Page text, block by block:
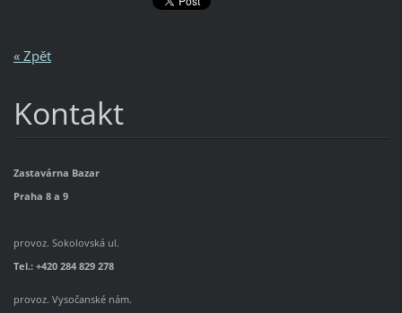
« Zpět
Kontakt
Zastavárna Bazar
Praha 8 a 9
provoz. Sokolovská ul.
Tel.: +420 284 829 278
provoz. Vysočanské nám.